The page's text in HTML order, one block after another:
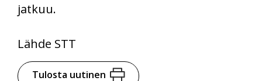
jatkuu.
Lähde STT
Tulosta uutinen